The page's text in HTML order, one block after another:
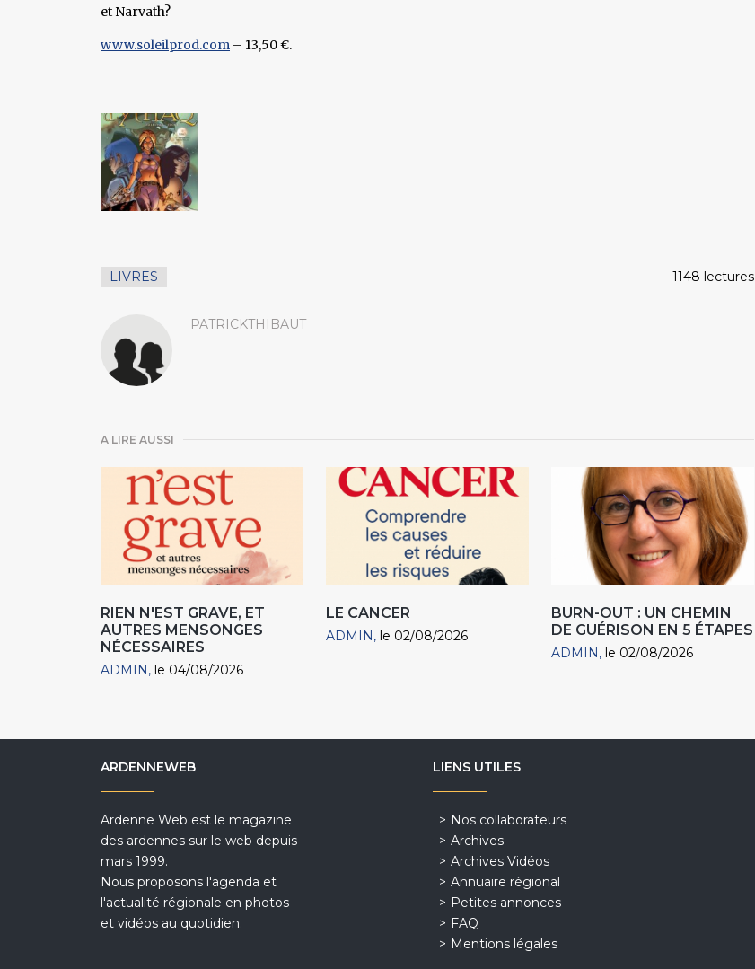
et Narvath?
www.soleilprod.com – 13,50 €.
LIVRES 1148 lectures
PATRICKTHIBAUT
A LIRE AUSSI
RIEN N'EST GRAVE, ET
AUTRES MENSONGES
NÉCESSAIRES
ADMIN le 04/08/2026
LE CANCER
ADMIN le 02/08/2026
BURN-OUT : UN CHEMIN
DE GUÉRISON EN 5 ÉTAPES
ADMIN le 02/08/2026
ARDENNEWEB
Ardenne Web est le magazine
des ardennes sur le web depuis
mars 1999.
Nous proposons l'agenda et
l'actualité régionale en photos
et vidéos au quotidien.
LIENS UTILES
Nos collaborateurs
Archives
Archives Vidéos
Annuaire régional
Petites annonces
FAQ
Mentions légales